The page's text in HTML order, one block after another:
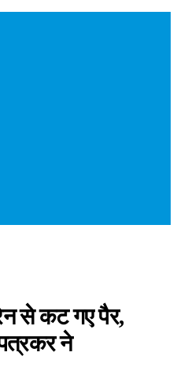
से कट गए पैर,
ने